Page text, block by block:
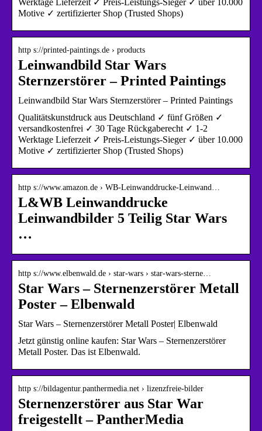
Motive ✓ zertifizierter Shop (Trusted Shops)
http s://printed-paintings.de › products
Leinwandbild Star Wars
Sternzerstörer – Printed Paintings
Leinwandbild Star Wars Sternzerstörer – Printed Paintings
Qualitätskunstdruck aus Deutschland ✓ fünf Größen ✓
versandkostenfrei ✓ 30 Tage Rückgaberecht ✓ 1-2
Werktage Lieferzeit ✓ Preis-Leistungs-Sieger ✓ über 10.000
Motive ✓ zertifizierter Shop (Trusted Shops)
http s://www.amazon.de › WB-Leinwanddrucke-Leinwand…
L&WB Leinwanddrucke
Leinwandbilder 5 Teilig Star Wars
…
http s://www.elbenwald.de › star-wars › star-wars-sterne…
Star Wars – Sternenzerstörer Metall
Poster – Elbenwald
Star Wars – Sternenzerstörer Metall Poster| Elbenwald
Jetzt günstig online kaufen: Star Wars – Sternenzerstörer
Metall Poster. Das ist Elbenwald.
http s://bildagentur.panthermedia.net › lizenzfreie-bilder
Sternenzerstörer aus Star War
freigestellt – PantherMedia